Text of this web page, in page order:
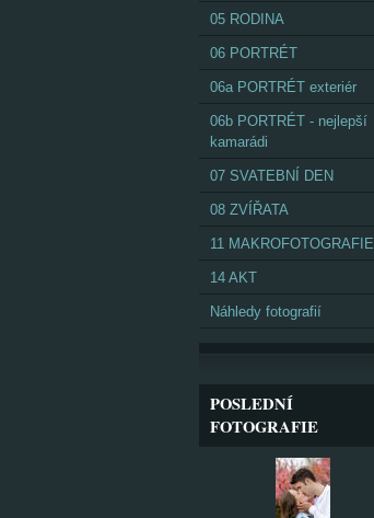
05 RODINA
06 PORTRÉT
06a PORTRÉT exteriér
06b PORTRÉT - nejlepší
kamarádi
07 SVATEBNÍ DEN
08 ZVÍŘATA
11 MAKROFOTOGRAFIE
14 AKT
Náhledy fotografií
POSLEDNÍ
FOTOGRAFIE